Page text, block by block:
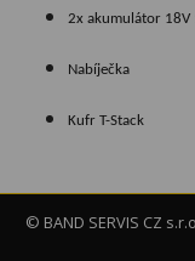
2x akumulátor 18V
Nabíječka
Kufr T-Stack
© BAND SERVIS CZ